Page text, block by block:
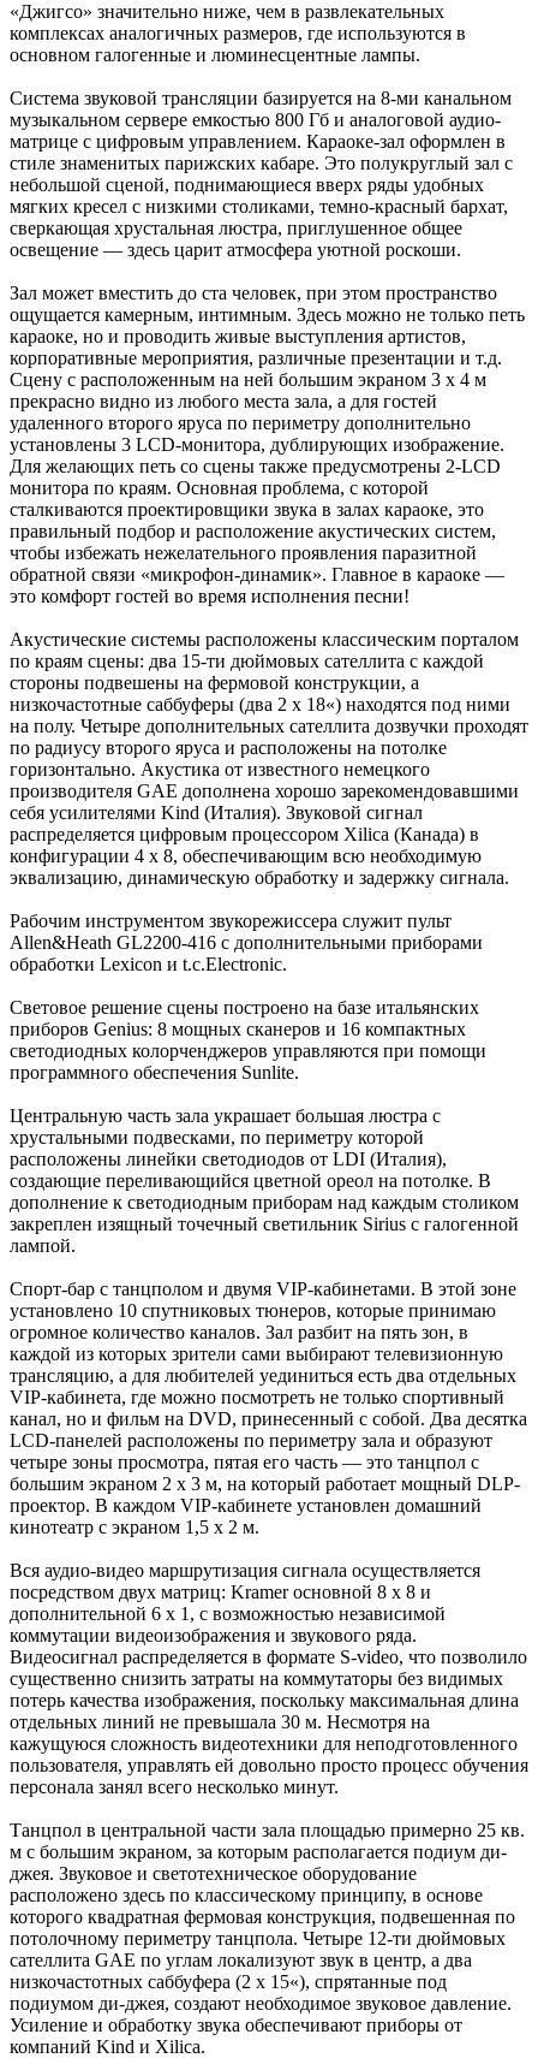
«Джигсо» значительно ниже, чем в развлекательных
комплексах аналогичных размеров, где используются в
основном галогенные и люминесцентные лампы.
Система звуковой трансляции базируется на 8-ми канальном
музыкальном сервере емкостью 800 Гб и аналоговой аудио-
матрице с цифровым управлением. Караоке-зал оформлен в
стиле знаменитых парижских кабаре. Это полукруглый зал с
небольшой сценой, поднимающиеся вверх ряды удобных
мягких кресел с низкими столиками, темно-красный бархат,
сверкающая хрустальная люстра, приглушенное общее
освещение — здесь царит атмосфера уютной роскоши.
Зал может вместить до ста человек, при этом пространство
ощущается камерным, интимным. Здесь можно не только петь
караоке, но и проводить живые выступления артистов,
корпоративные мероприятия, различные презентации и т.д.
Сцену с расположенным на ней большим экраном 3 х 4 м
прекрасно видно из любого места зала, а для гостей
удаленного второго яруса по периметру дополнительно
установлены 3 LCD-монитора, дублирующих изображение.
Для желающих петь со сцены также предусмотрены 2-LCD
монитора по краям. Основная проблема, с которой
сталкиваются проектировщики звука в залах караоке, это
правильный подбор и расположение акустических систем,
чтобы избежать нежелательного проявления паразитной
обратной связи «микрофон-динамик». Главное в караоке —
это комфорт гостей во время исполнения песни!
Акустические системы расположены классическим порталом
по краям сцены: два 15-ти дюймовых сателлита с каждой
стороны подвешены на фермовой конструкции, а
низкочастотные саббуферы (два 2 x 18«) находятся под ними
на полу. Четыре дополнительных сателлита дозвучки проходят
по радиусу второго яруса и расположены на потолке
горизонтально. Акустика от известного немецкого
производителя GAE дополнена хорошо зарекомендовавшими
себя усилителями Kind (Италия). Звуковой сигнал
распределяется цифровым процессором Xilica (Канада) в
конфигурации 4 х 8, обеспечивающим всю необходимую
эквализацию, динамическую обработку и задержку сигнала.
Рабочим инструментом звукорежиссера служит пульт
Allen&Heath GL2200-416 с дополнительными приборами
обработки Lexicon и t.c.Electronic.
Световое решение сцены построено на базе итальянских
приборов Genius: 8 мощных сканеров и 16 компактных
светодиодных колорченджеров управляются при помощи
программного обеспечения Sunlite.
Центральную часть зала украшает большая люстра с
хрустальными подвесками, по периметру которой
расположены линейки светодиодов от LDI (Италия),
создающие переливающийся цветной ореол на потолке. В
дополнение к светодиодным приборам над каждым столиком
закреплен изящный точечный светильник Sirius с галогенной
лампой.
Cпорт-бар с танцполом и двумя VIP-кабинетами. В этой зоне
установлено 10 спутниковых тюнеров, которые принимаю
огромное количество каналов. Зал разбит на пять зон, в
каждой из которых зрители сами выбирают телевизионную
трансляцию, а для любителей уединиться есть два отдельных
VIP-кабинета, где можно посмотреть не только спортивный
канал, но и фильм на DVD, принесенный с собой. Два десятка
LCD-панелей расположены по периметру зала и образуют
четыре зоны просмотра, пятая его часть — это танцпол с
большим экраном 2 х 3 м, на который работает мощный DLP-
проектор. В каждом VIP-кабинете установлен домашний
кинотеатр с экраном 1,5 х 2 м.
Вся аудио-видео маршрутизация сигнала осуществляется
посредством двух матриц: Kramer основной 8 х 8 и
дополнительной 6 х 1, с возможностью независимой
коммутации видеоизображения и звукового ряда.
Видеосигнал распределяется в формате S-video, что позволило
существенно снизить затраты на коммутаторы без видимых
потерь качества изображения, поскольку максимальная длина
отдельных линий не превышала 30 м. Несмотря на
кажущуюся сложность видеотехники для неподготовленного
пользователя, управлять ей довольно просто процесс обучения
персонала занял всего несколько минут.
Танцпол в центральной части зала площадью примерно 25 кв.
м с большим экраном, за которым располагается подиум ди-
джея. Звуковое и светотехническое оборудование
расположено здесь по классическому принципу, в основе
которого квадратная фермовая конструкция, подвешенная по
потолочному периметру танцпола. Четыре 12-ти дюймовых
сателлита GAE по углам локализуют звук в центр, а два
низкочастотных саббуфера (2 х 15«), спрятанные под
подиумом ди-джея, создают необходимое звуковое давление.
Усиление и обработку звука обеспечивают приборы от
компаний Kind и Xilica.